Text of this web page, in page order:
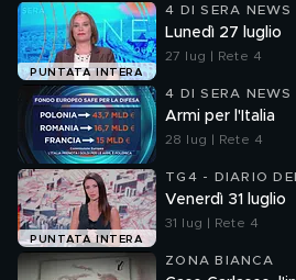
PUNTATA INTERA
4 DI SERA NEWS
Lunedì 27 luglio
27 lug | Rete 4
4 DI SERA NEWS
Armi per l'Italia
28 lug | Rete 4
PUNTATA INTERA
TG4 - DIARIO
Venerdì 31 luglio
31 lug | Rete 4
ZONA BIANCA